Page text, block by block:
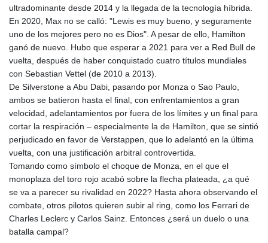
ultradominante desde 2014 y la llegada de la tecnología híbrida.
En 2020, Max no se calló: "Lewis es muy bueno, y seguramente
uno de los mejores pero no es Dios". A pesar de ello, Hamilton
ganó de nuevo. Hubo que esperar a 2021 para ver a Red Bull de
vuelta, después de haber conquistado cuatro títulos mundiales
con Sebastian Vettel (de 2010 a 2013).
De Silverstone a Abu Dabi, pasando por Monza o Sao Paulo,
ambos se batieron hasta el final, con enfrentamientos a gran
velocidad, adelantamientos por fuera de los límites y un final para
cortar la respiración – especialmente la de Hamilton, que se sintió
perjudicado en favor de Verstappen, que lo adelantó en la última
vuelta, con una justificación arbitral controvertida.
Tomando como símbolo el choque de Monza, en el que el
monoplaza del toro rojo acabó sobre la flecha plateada, ¿a qué
se va a parecer su rivalidad en 2022? Hasta ahora observando el
combate, otros pilotos quieren subir al ring, como los Ferrari de
Charles Leclerc y Carlos Sainz. Entonces ¿será un duelo o una
batalla campal?